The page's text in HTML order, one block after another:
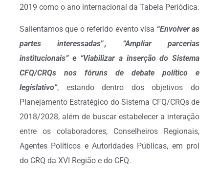
2019 como o ano internacional da Tabela Periódica.
Salientamos que o referido evento visa “Envolver as
partes interessadas”, “Ampliar parcerias
institucionais” e“Viabilizar a inserção do Sistema
CFQ/CRQs nos fóruns de debate político e
legislativo”, estando dentro dos objetivos do
Planejamento Estratégico do Sistema CFQ/CRQs de
2018/2028, além de buscar estabelecer a interação
entre os colaboradores, Conselheiros Regionais,
Agentes Políticos e Autoridades Públicas, em prol
do CRQ da XVI Região e do CFQ.